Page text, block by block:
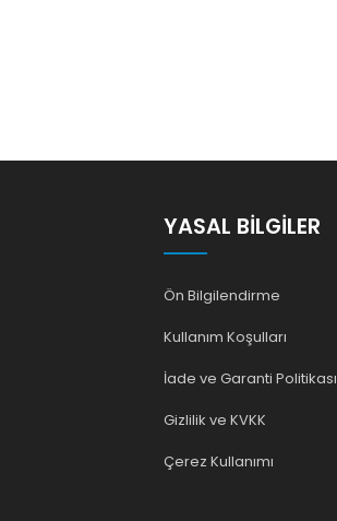
YASAL BILGILER
Ön Bilgilendirme
Kullanım Koşulları
İade ve Garanti Politikası
Gizlilik ve KVKK
Çerez Kullanımı